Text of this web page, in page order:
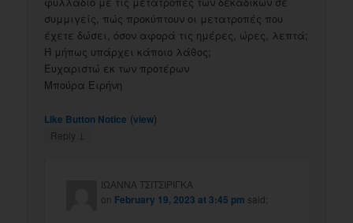
συμμιγείς, πώς προκύπτουν οι μετατροπές που
έχετε δώσει, όσον αφορά τις ημέρες, ώρες, λεπτά;
Ή μήπως υπάρχει κάποιο λάθος;
Ευχαριστώ εκ των προτέρων
Μπούρα Ειρήνη
Like Button Notice (view)
Reply
ΙΩΑΝΝΑ ΤΣΙΤΣΙΡΙΓΚΑ
on February 19, 2023 at 3:45 pm said: